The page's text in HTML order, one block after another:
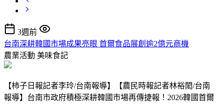
3週前
台南深耕韓國市場成果亮眼 首爾食品展創逾2億元商機
農業活動 美味食記
【柿子日報記者李玲/台南報導】【農民時報記者林裕閎/台南
報導】台南市政府積極深耕韓國市場再傳捷報！2026韓國首爾